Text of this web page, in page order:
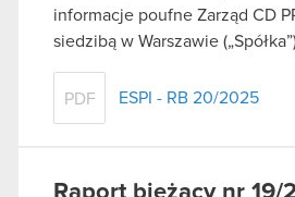
informacje poufne Zarząd CD
siedzibą w Warszawie
PDF ESPI - RB 20/2025